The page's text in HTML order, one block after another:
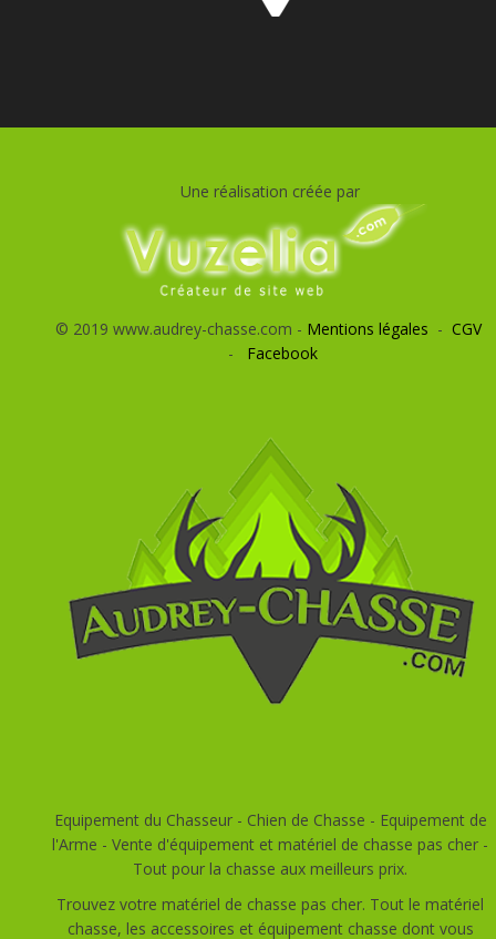
Une réalisation créée par
© 2019 www.audrey-chasse.com - Mentions légales - CGV
- Facebook
Equipement du Chasseur - Chien de Chasse - Equipement de
l'Arme - Vente d'équipement et matériel de chasse pas cher -
Tout pour la chasse aux meilleurs prix.
Trouvez votre matériel de chasse pas cher. Tout le matériel
chasse, les accessoires et équipement chasse dont vous